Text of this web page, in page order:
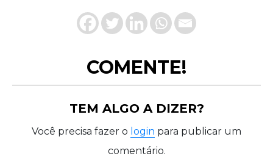
COMENTE!
TEM ALGO A DIZER?
Você precisa fazer o login para publicar um
comentário.